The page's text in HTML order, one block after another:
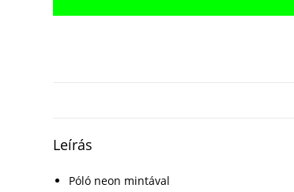
Leírás
Póló neon mintával